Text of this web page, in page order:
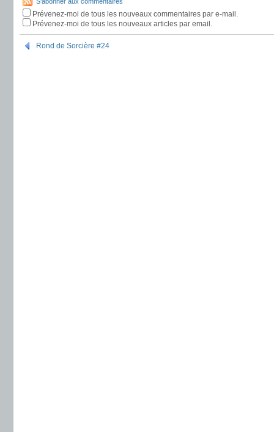
Prévenez-moi de tous les nouveaux commentaires par e-mail.
Prévenez-moi de tous les nouveaux articles par email.
Rond de Sorcière #24